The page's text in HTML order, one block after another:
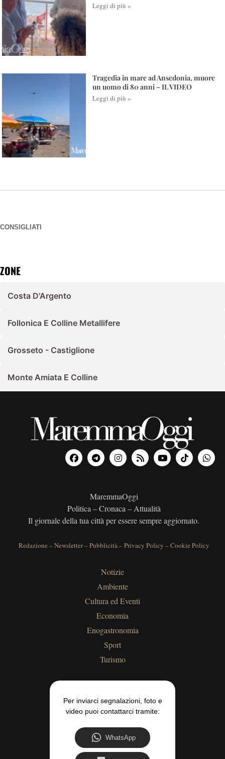
Leggi di più »
Tragedia in mare ad Ansedonia, muore
un uomo di 80 anni – IL VIDEO
Leggi di più »
CONSIGLIATI
ZONE
Costa D'Argento
Follonica E Colline Metallifere
Grosseto - Castiglione
Monte Amiata E Colline
MaremmaOggi
Politica – Cronaca – Attualità
Il giornale della tua città per essere sempre aggiornato.
Redazione –Newsletter–Pubblicità–Privacy Policy –Cookie Policy
Notizie
Ambiente
Cultura ed Eventi
Economia
Enogastronomia
Sport
Turismo
Per inviarci segnalazioni, foto e
video puoi contattarci tramite:
WhatsApp